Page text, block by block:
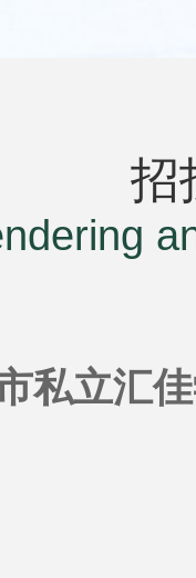
招
私立汇